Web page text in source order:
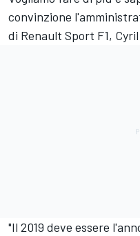
convinzione
di Renault Sport F1,
"Il 2019 deve essere